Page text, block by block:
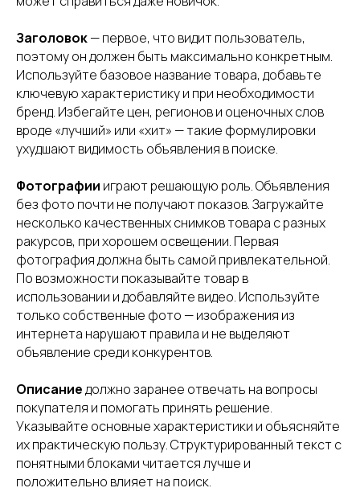
Заголовок— первое, что видит пользователь,
поэтому он должен быть максимально конкретным.
Используйте базовое название товара, добавьте
ключевую характеристику и при необходимости
бренд. Избегайте цен, регионов и оценочных слов
вроде «лучший» или «хит» — такие формулировки
ухудшают видимость объявления в поиске.
Фотографии играют решающую роль. Объявления
без фото почти не получают показов. Загружайте
несколько качественных снимков товара с разных
ракурсов, при хорошем освещении. Первая
фотография должна быть самой привлекательной.
По возможности показывайте товар в
использовании и добавляйте видео. Используйте
только собственные фото — изображения из
интернета нарушают правила и не выделяют
объявление среди конкурентов.
Описаниедолжно заранее отвечать на вопросы
покупателя и помогать принять решение.
Указывайте основные характеристики и объясняйте
их практическую пользу. Структурированный текст с
понятными блоками читается лучше и
положительно влияет на поиск.